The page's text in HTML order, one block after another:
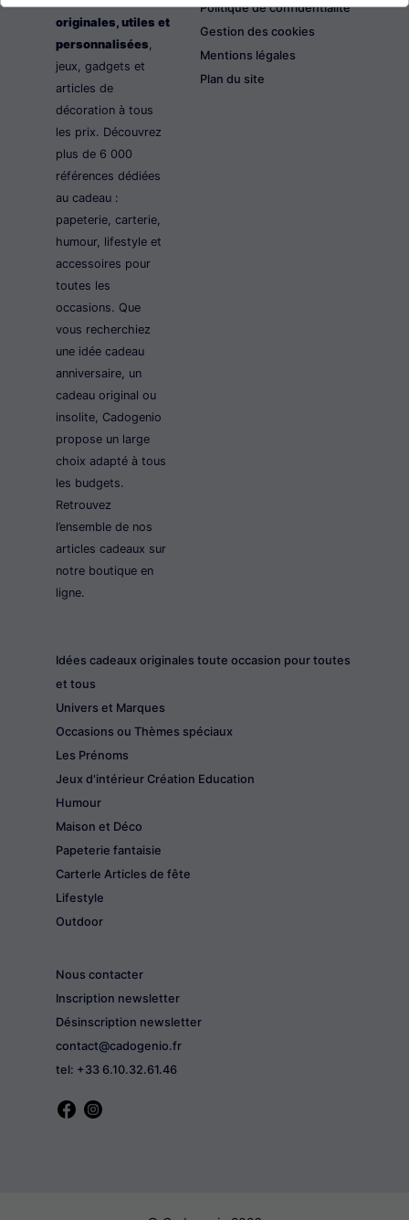
originales, utiles et
personnalisées,
jeux, gadgets et
articles de
décoration à tous
les prix. Découvrez
plus de 6 000
références dédiées
au cadeau :
papeterie, carterie,
humour, lifestyle et
accessoires pour
toutes les
occasions. Que
vous recherchiez
une idée cadeau
anniversaire, un
cadeau original ou
insolite, Cadogenio
propose un large
choix adapté à tous
les budgets.
Retrouvez
l’ensemble de nos
articles cadeaux sur
notre boutique en
ligne.
Politique de confidentialité
Gestion des cookies
Mentions légales
Plan du site
Idées cadeaux originales toute occasion pour toutes
et tous
Univers et Marques
Occasions ou Thèmes spéciaux
Les Prénoms
Jeux d'intérieur Création Education
Humour
Maison et Déco
Papeterie fantaisie
CarterIe Articles de fête
Lifestyle
Outdoor
Nous contacter
Inscription newsletter
Désinscription newsletter
contact@cadogenio.fr
tel: +33 6.10.32.61.46